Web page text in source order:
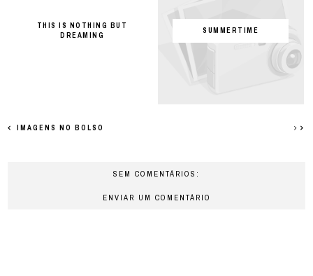
THIS IS NOTHING BUT
DREAMING
SUMMERTIME
IMAGENS NO BOLSO
SEM COMENTÁRIOS:
ENVIAR UM COMENTÁRIO